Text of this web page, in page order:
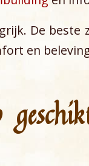
De
en